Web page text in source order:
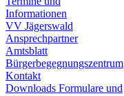
Informationen
VV Jägerswald
Ansprechpartner
Amtsblatt
Bürgerbegegnungszentrum
Kontakt
Downloads Formulare und